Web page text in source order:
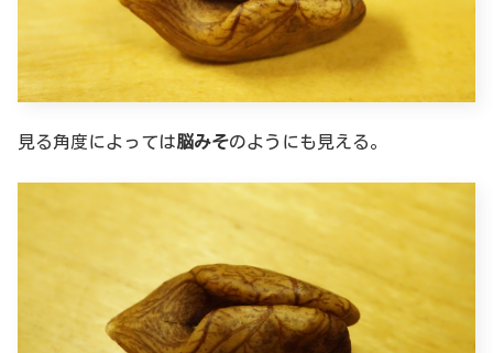
見る角度によっては脳みそのようにも見える。